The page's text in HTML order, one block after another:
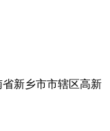
新乡市市辖区高新